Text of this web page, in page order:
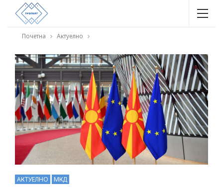
Почетна Актуелно
АКТУЕЛНО МКД